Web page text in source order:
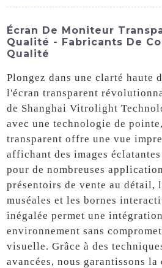
Écran De Moniteur
Qualité - Fabricants De
Qualité
Plongez dans une clarté haute
l'écran transparent
de Shanghai Vitrolight
avec une technologie de
transparent offre une vue
affichant des images
pour de nombreuses
présentoirs de vente au détail,
muséales et les bornes
inégalée permet une
environnement sans
visuelle. Grâce à des
avancées, nous garantissons